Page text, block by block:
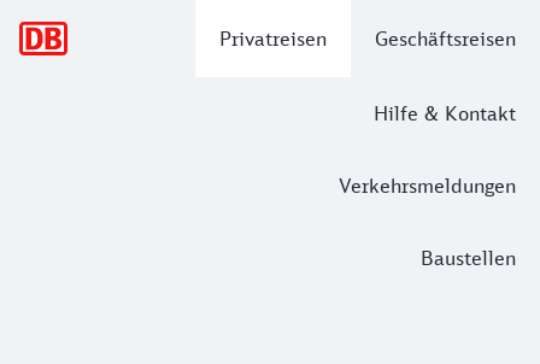
Privatreisen Geschäftsreisen
Hilfe & Kontakt
Verkehrsmeldungen
Baustellen